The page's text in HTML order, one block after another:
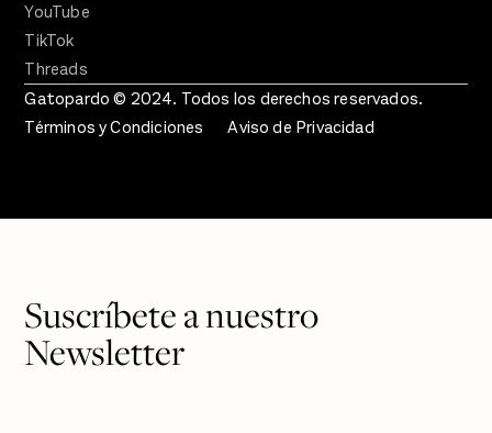
YouTube
TikTok
Threads
Gatopardo © 2024. Todos los derechos reservados.
Términos y Condiciones
Aviso de Privacidad
Suscríbete a nuestro
Newsletter